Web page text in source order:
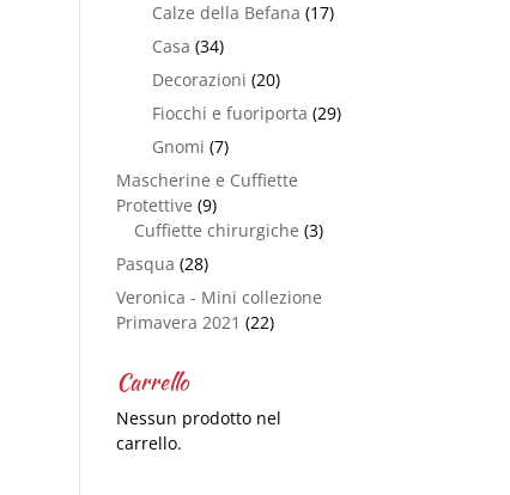
Calze della Befana (17)
Casa (34)
Decorazioni (20)
Fiocchi e fuoriporta (29)
Gnomi (7)
Mascherine e Cuffiette
Protettive (9)
Cuffiette chirurgiche (3)
Pasqua (28)
Veronica - Mini collezione
Primavera 2021 (22)
Carrello
Nessun prodotto nel
carrello.